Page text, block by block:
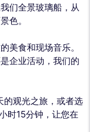
们全景玻璃船，从
色。
美食和现场音乐。
企业活动，我们的
的观光之旅，或者选
时15分钟，让您在